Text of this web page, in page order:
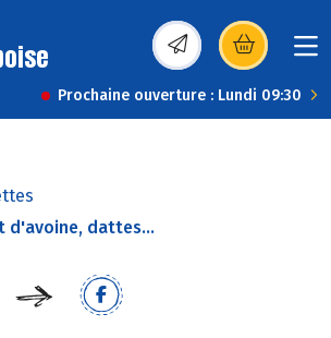
(s’ouvre dans une
Prochaine ouverture : Lundi 09:30
d'avoine, dattes...